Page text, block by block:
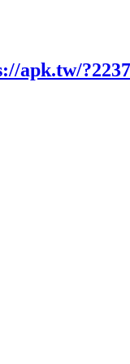
apk.tw/